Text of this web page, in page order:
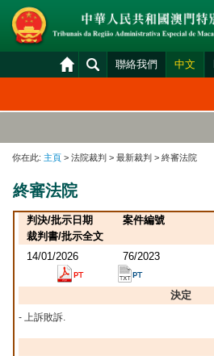
聯絡我們 中文
法院概況
司法變賣
統計資料
下載區
你在此: 主頁 > 法院裁判 > 最新裁判 > 終審法院
終審法院
判決/批示日期 案件編號
裁判書/批示全文
14/01/2026
76/2023
決定
- 上訴敗訴.